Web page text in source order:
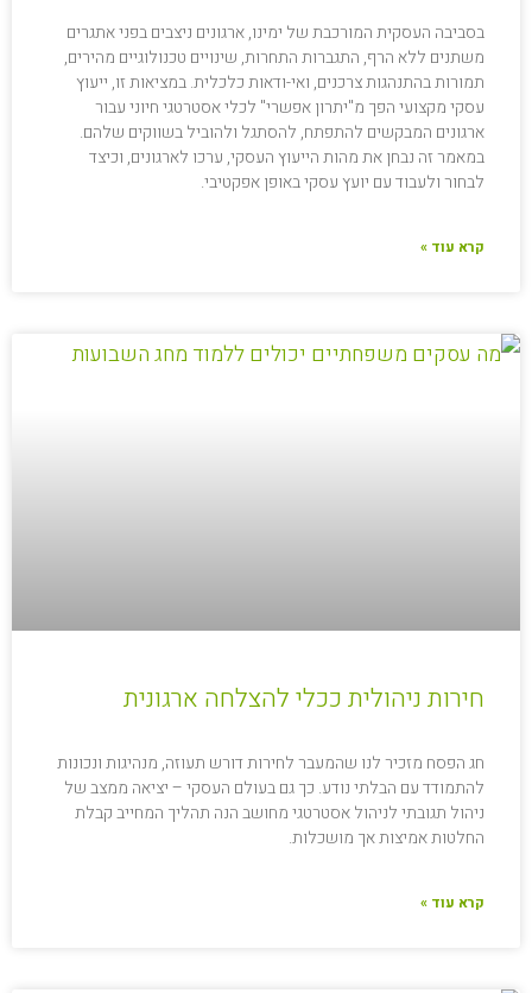
בסביבה העסקית המורכבת של ימינו, ארגונים ניצבים בפני אתגרים
משתנים ללא הרף, התגברות התחרות, שינויים טכנולוגיים מהירים,
תמורות בהתנהגות צרכנים, ואי-ודאות כלכלית. במציאות זו, ייעוץ
עסקי מקצועי הפך מ"יתרון אפשרי" לכלי אסטרטגי חיוני עבור
ארגונים המבקשים להתפתח, להסתגל ולהוביל בשווקים שלהם.
במאמר זה נבחן את מהות הייעוץ העסקי, ערכו לארגונים, וכיצד
לבחור ולעבוד עם יועץ עסקי באופן אפקטיבי.
קרא עוד »
חירות ניהולית ככלי להצלחה ארגונית
חג הפסח מזכיר לנו שהמעבר לחירות דורש תעוזה, מנהיגות ונכונות
להתמודד עם הבלתי נודע. כך גם בעולם העסקי – יציאה ממצב של
ניהול תגובתי לניהול אסטרטגי מחושב הנה תהליך המחייב קבלת
החלטות אמיצות אך מושכלות.
קרא עוד »